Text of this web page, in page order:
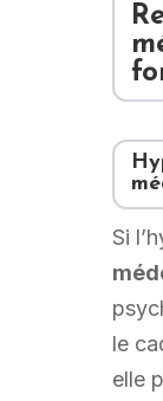
Si
le
elle